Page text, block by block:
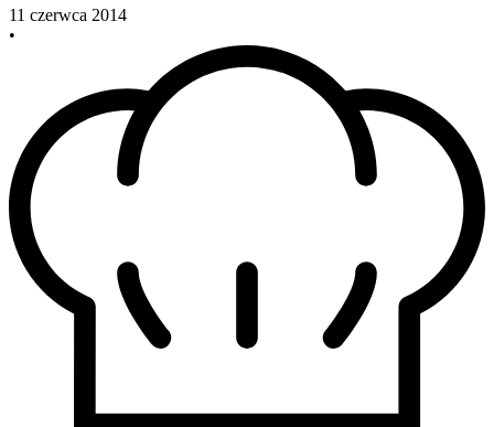
11 czerwca 2014
•